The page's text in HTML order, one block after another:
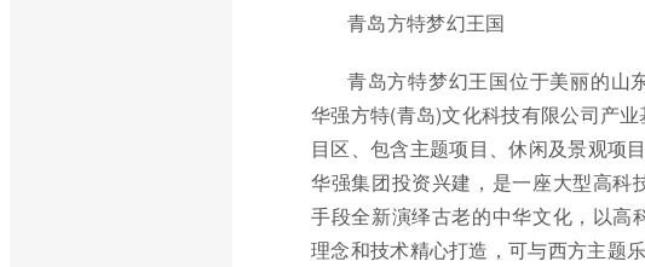
青岛方特梦幻王国
青岛方特梦幻王国位于美丽的
华强方特(青岛)文化科技有限公司产
目区、包含主题项目、休闲及景观项
华强集团投资兴建，是一座大型高
手段全新演绎古老的中华文化，以
理念和技术精心打造，可与西方主题